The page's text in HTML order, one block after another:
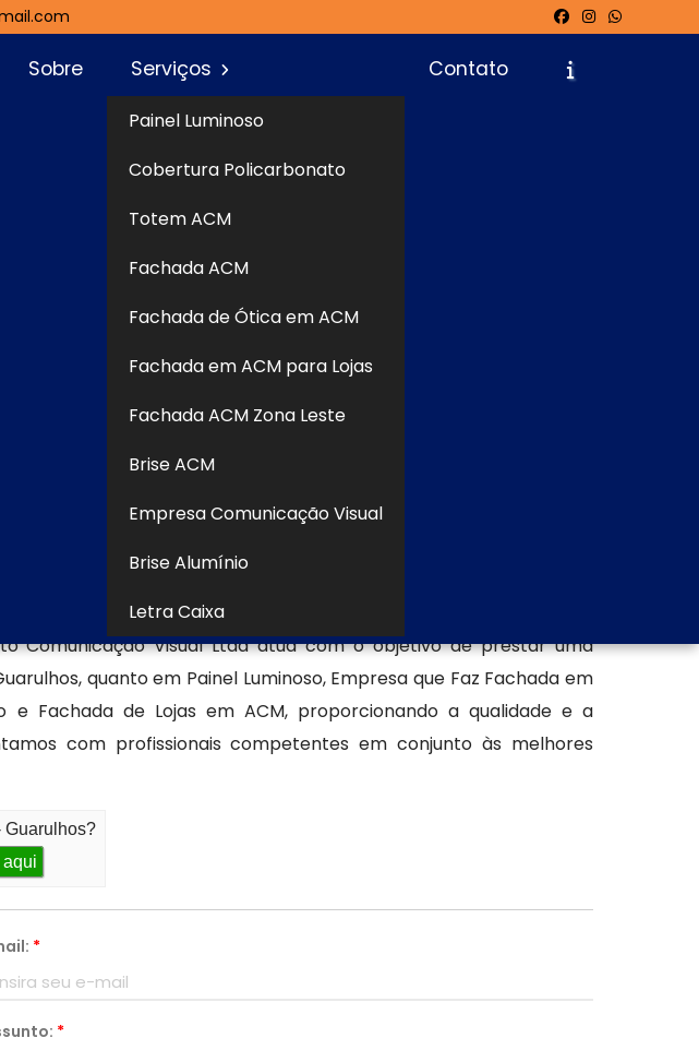
Sobre Serviços
Painel Luminoso
Cobertura Policarbonato
Totem ACM
Fachada ACM
Fachada de Ótica em ACM
Fachada em ACM para Lojas
Fachada ACM Zona Leste
Brise ACM
Empresa Comunicação Visual
Brise Alumínio
Letra Caixa
Contato
Solicite um Orçamento
para sua
Visual, uma empresa
site para conferir o
e fale diretamente
Comunicação Visual Ltda atua com o objetivo de prestar uma
quanto em Painel Luminoso, Empresa que Faz Fachada em
e Fachada de Lojas em ACM, proporcionando a qualidade e a
com profissionais competentes em conjunto às melhores
Guarulhos?
*
*
Informações